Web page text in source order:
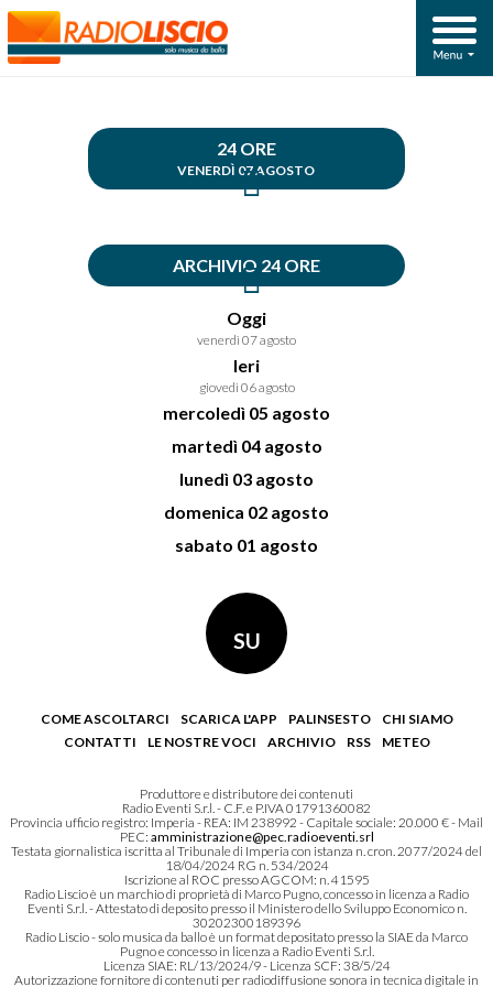
24 ORE
VENERDÌ 07 AGOSTO
ARCHIVIO 24 ORE
Oggi
venerdì 07 agosto
Ieri
giovedì 06 agosto
mercoledì 05 agosto
martedì 04 agosto
lunedì 03 agosto
domenica 02 agosto
sabato 01 agosto
SU
COME ASCOLTARCI SCARICA L'APP PALINSESTO
CHI SIAMO
CONTATTI
LE NOSTRE VOCI ARCHIVIO RSS METEO
Produttore e distributore dei contenuti
Radio Eventi S.r.l. - C.F. e P.IVA 01791360082
Provincia ufficio registro: Imperia - REA: IM 238992 - Capitale sociale: 20.000 € - Mail
PEC: amministrazione@pec.radioeventi.srl
Testata giornalistica iscritta al Tribunale di Imperia con istanza n. cron. 2077/2024 del
18/04/2024 RG n. 534/2024
Iscrizione al ROC presso AGCOM: n. 41595
Radio Liscio è un marchio di proprietà di Marco Pugno, concesso in licenza a Radio
Eventi S.r.l. - Attestato di deposito presso il Ministero dello Sviluppo Economico n.
30202300189396
Radio Liscio - solo musica da ballo è un format depositato presso la SIAE da Marco
Pugno e concesso in licenza a Radio Eventi S.r.l.
Licenza SIAE: RL/13/2024/9 - Licenza SCF: 38/5/24
Autorizzazione fornitore di contenuti per radiodiffusione sonora in tecnica digitale in